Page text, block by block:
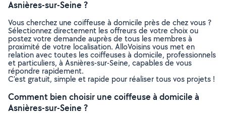
Asnières-sur-Seine ?
Vous cherchez une coiffeuse à domicile près de chez vous ?
Sélectionnez directement les offreurs de votre choix ou
postez votre demande auprès de tous les membres à
proximité de votre localisation. AlloVoisins vous met en
relation avec toutes les coiffeuses à domicile, professionnels
et particuliers, à Asnières-sur-Seine, capables de vous
répondre rapidement.
C’est gratuit, simple et rapide pour réaliser tous vos projets !
Comment bien choisir une coiffeuse à domicile à
Asnières-sur-Seine ?